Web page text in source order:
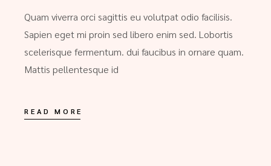
Quam viverra orci sagittis eu volutpat odio facilisis.
Sapien eget mi proin sed libero enim sed. Lobortis
scelerisque fermentum. dui faucibus in ornare quam.
Mattis pellentesque id
READ MORE